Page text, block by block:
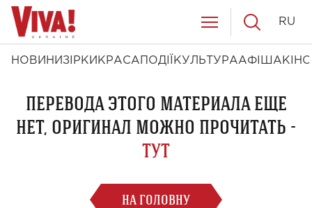
НОВИНИ ЗІРКИ КРАСА ПОДІЇ КУЛЬТУРААФІША КІНО
RU
ПЕРЕВОДА ЭТОГО МАТЕРИАЛА ЕЩЕ
НЕТ, ОРИГИНАЛ МОЖНО ПРОЧИТАТЬ -
ТУТ
НА ГОЛОВНУ